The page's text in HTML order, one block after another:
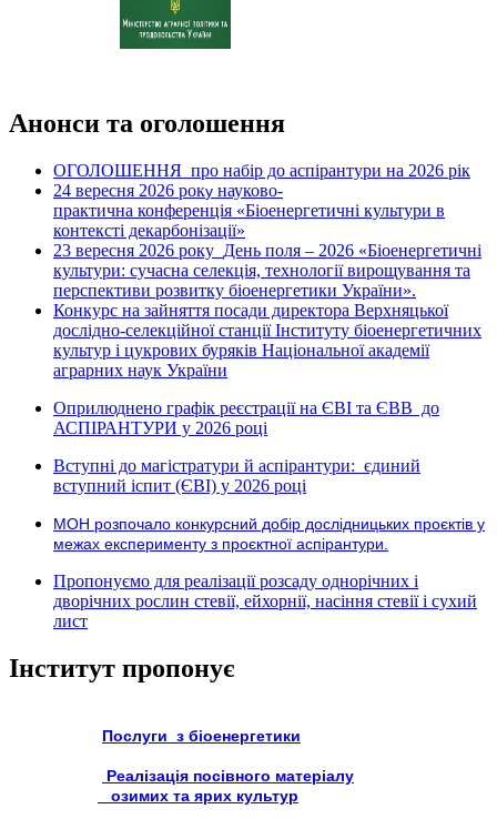
Анонси та оголошення
ОГОЛОШЕННЯ про набір до аспірантури на 2026 рік
24 вересня 2026 року науково-
практична конференція «Біоенергетичні культури в
контексті декарбонізації»
23 вересня 2026 року День поля – 2026 «Біоенергетичні
культури: сучасна селекція, технології вирощування та
перспективи розвитку біоенергетики України».
Конкурс на зайняття посади директора Верхняцької
дослідно-селекційної станції Інституту біоенергетичних
культур і цукрових буряків Національної академії
аграрних наук України
Оприлюднено графік реєстрації на ЄВІ та ЄВВ до
АСПІРАНТУРИ у 2026 році
Вступні до магістратури й аспірантури: єдиний
вступний іспит (ЄВІ) у 2026 році
МОН розпочало конкурсний добір дослідницьких проєктів у
межах експерименту з проєктної аспірантури.
Пропонуємо для реалізації розсаду однорічних і
дворічних рослин стевії, ейхорнії, насіння стевії і сухий
лист
Інститут пропонує
Послуги з біоенергетики
Реалізація посівного матеріалу
озимих та ярих культур